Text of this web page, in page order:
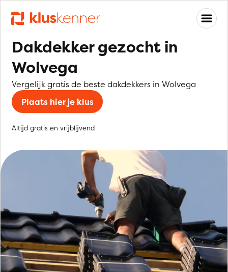
Dakdekker gezocht in
Wolvega
Vergelijk gratis de beste dakdekkers in Wolvega
Plaats hier je klus
Altijd gratis en vrijblijvend